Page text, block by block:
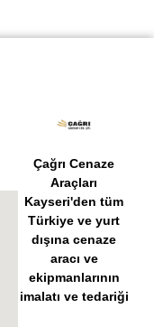
Çağrı Cenaze
Araçları
Kayseri'den tüm
Türkiye ve yurt
dışına cenaze
aracı ve
ekipmanlarının
imalatı ve tedariği